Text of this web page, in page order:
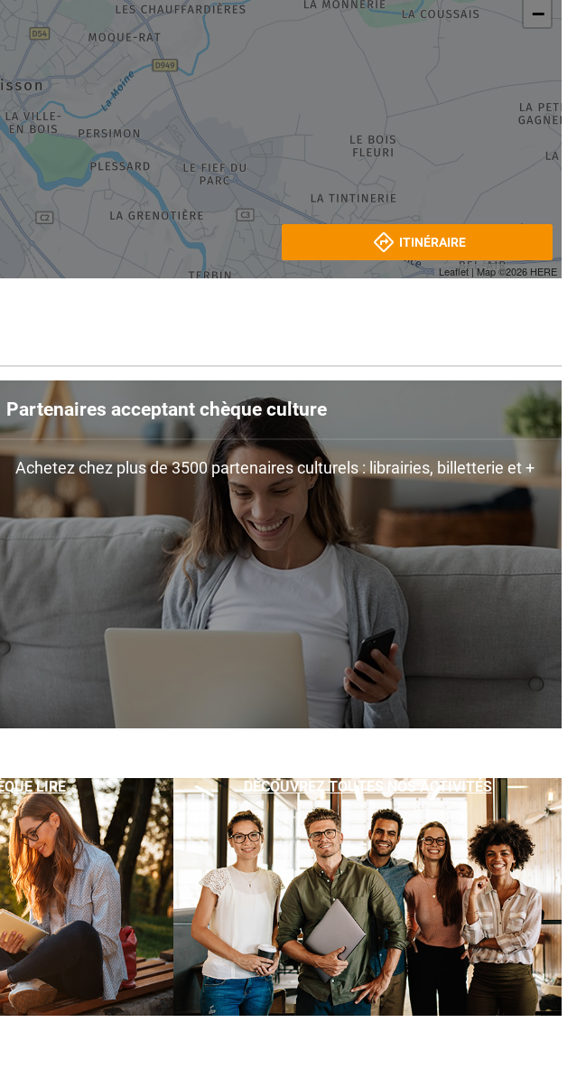
−
Leaflet | Map ©2026 HERE
ITINÉRAIRE
Partenaires acceptant chèque culture
Achetez chez plus de 3500 partenaires culturels : librairies, billetterie et +
LIRE DÉCOUVREZ TOUTES NOS ACTIVITÉS